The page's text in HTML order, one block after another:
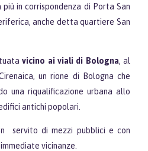
in corrispondenza di Porta San
anche detta quartiere San
vicino ai viali di Bologna, al
un rione di Bologna che
una riqualificazione urbana allo
antichi popolari.
servito di mezzi pubblici e con
vicinanze.